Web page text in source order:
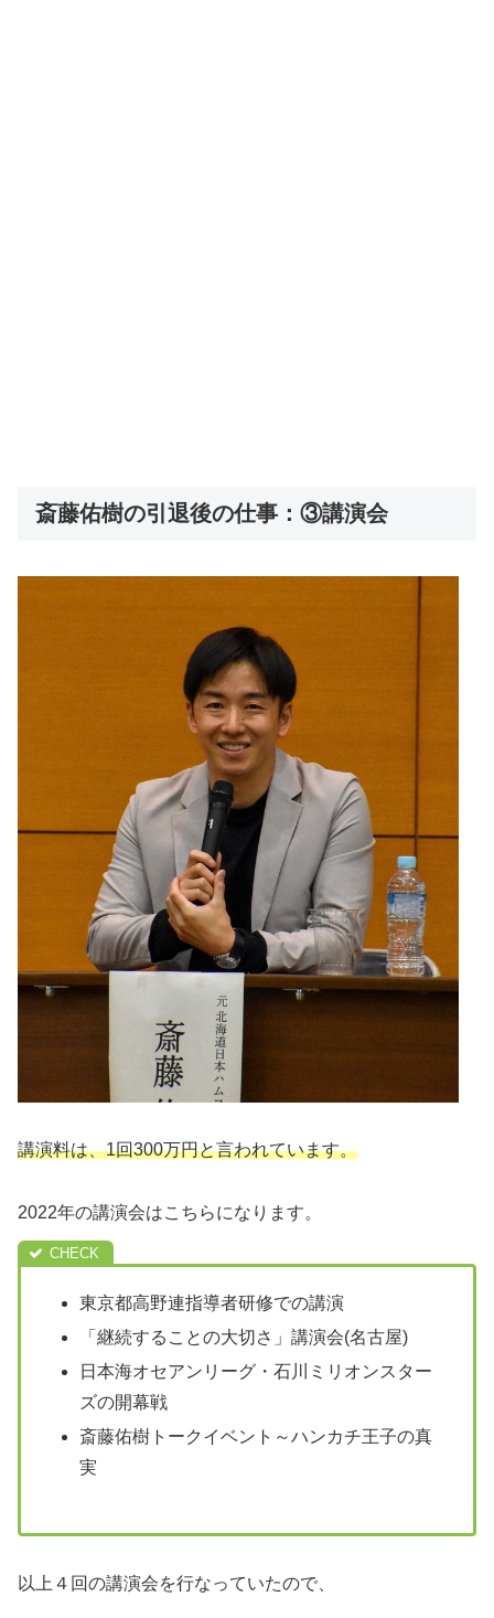
斎藤佑樹の引退後の仕事：③講演会
講演料は、1回300万円と言われています。
2022年の講演会はこちらになります。
東京都高野連指導者研修での講演
「継続することの大切さ」講演会(名古屋)
日本海オセアンリーグ・石川ミリオンスター
ズの開幕戦
斎藤佑樹トークイベント～ハンカチ王子の真
実
以上４回の講演会を行なっていたので、